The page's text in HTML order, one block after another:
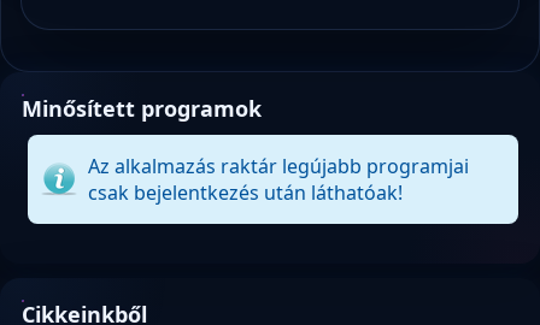
Minősített programok
Az alkalmazás raktár legújabb programjai
csak bejelentkezés után láthatóak!
Cikkeinkből